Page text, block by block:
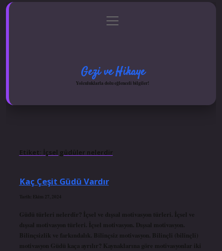
Gizlilik Politikası
menüyü
aç
Gezi ve Hikaye
Yolculuklarla dolu eğlenceli bilgiler!
Etiket: İçsel güdüler nelerdir
Kaç Çeşit Güdü Vardır
Tarih: Ekim 27, 2024
Güdü türleri nelerdir? İçsel ve dışsal motivasyon türleri. İçsel ve
dışsal motivasyon türleri. İçsel motivasyon. Dışsal motivasyon.
Bilinçsizlik ve farkındalık. Bilinçsiz motivasyon. Bilinçli (bilinçli)
motivasyon Güdü kaça ayrılır? Kaynaklarına göre motivasyonlar iki